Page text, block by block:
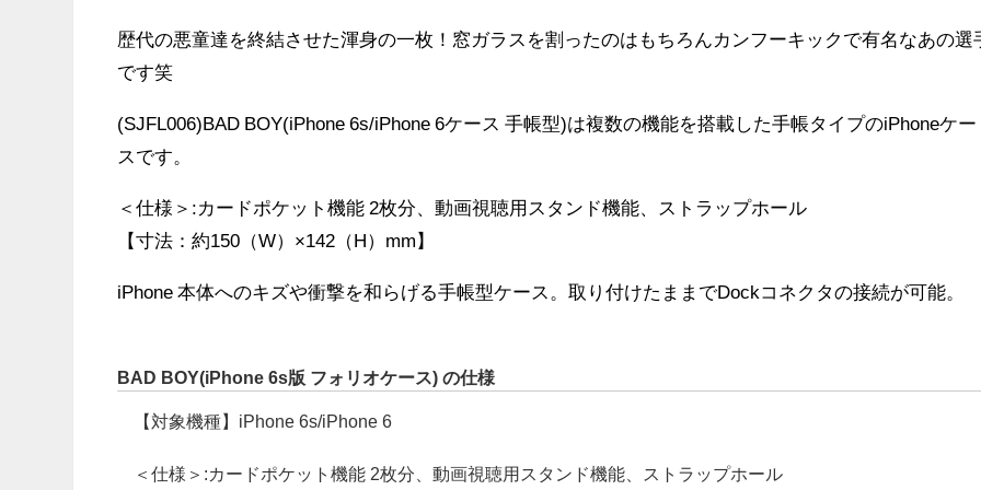
歴代の悪童達を終結させた渾身の一枚！窓ガラスを割ったのはもちろんカンフーキックで有名なあの選
です笑
(SJFL006)BAD BOY(iPhone 6s/iPhone 6ケース 手帳型)は複数の機能を搭載した手帳タイプのiPhoneケー
スです。
＜仕様＞:カードポケット機能 2枚分、動画視聴用スタンド機能、ストラップホール
【寸法：約150（W）×142（H）mm】
iPhone 本体へのキズや衝撃を和らげる手帳型ケース。取り付けたままでDockコネクタの接続が可能。
BAD BOY(iPhone 6s版 フォリオケース) の仕様
【対象機種】iPhone 6s/iPhone 6
＜仕様＞:カードポケット機能 2枚分、動画視聴用スタンド機能、ストラップホール